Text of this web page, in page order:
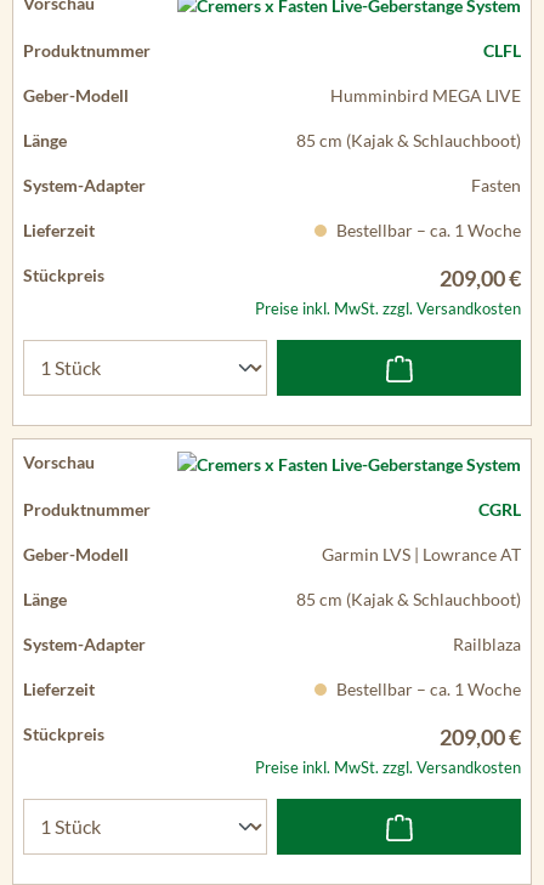
CLFL
Humminbird MEGA LIVE
85 cm (Kajak & Schlauchboot)
Fasten
Bestellbar – ca. 1 Woche
209,00 €
Preise inkl. MwSt. zzgl. Versandkosten
CGRL
Garmin LVS | Lowrance AT
85 cm (Kajak & Schlauchboot)
Railblaza
Bestellbar – ca. 1 Woche
209,00 €
Preise inkl. MwSt. zzgl. Versandkosten